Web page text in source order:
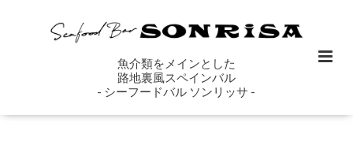
魚介類をメインとした
路地裏風スペインバル
- シーフードバル ソンリッサ -